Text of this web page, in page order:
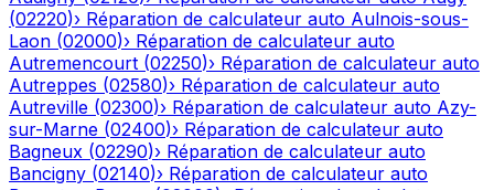
(02220)› Réparation de calculateur auto Aulnois-sous-
Laon (02000)› Réparation de calculateur auto
Autremencourt (02250)› Réparation de calculateur auto
Autreppes (02580)› Réparation de calculateur auto
Autreville (02300)› Réparation de calculateur auto Azy-
sur-Marne (02400)› Réparation de calculateur auto
Bagneux (02290)› Réparation de calculateur auto
Bancigny (02140)› Réparation de calculateur auto